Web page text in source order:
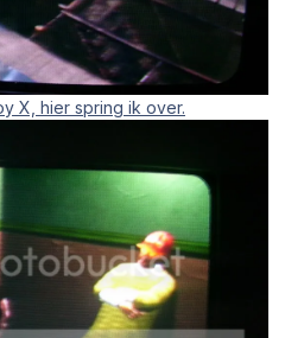
X, hier spring ik over.